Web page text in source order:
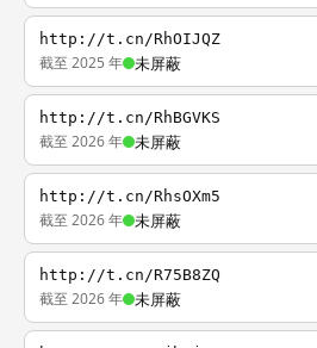
http://t.cn/RhOIJQZ
截至 2025 年 未屏蔽
http://t.cn/RhBGVKS
截至 2026 年 未屏蔽
http://t.cn/RhsOXm5
截至 2026 年 未屏蔽
http://t.cn/R75B8ZQ
截至 2026 年 未屏蔽